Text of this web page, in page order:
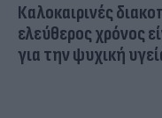
Καλοκαιρινές
ελεύθερος χρόνος
για την ψυχική